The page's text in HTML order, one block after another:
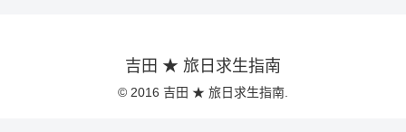
吉田 ★ 旅日求生指南
© 2016 吉田 ★ 旅日求生指南.